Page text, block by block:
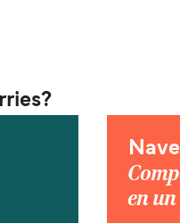
en